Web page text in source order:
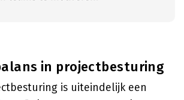
in projectbesturing
is uiteindelijk een